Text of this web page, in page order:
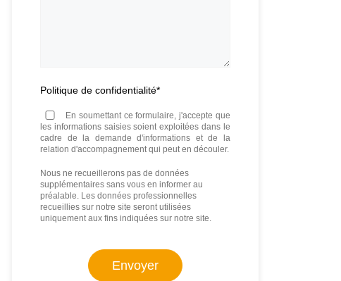
Politique de confidentialité*
En soumettant ce formulaire, j'accepte que
les informations saisies soient exploitées dans le
cadre de la demande d'informations et de la
relation d'accompagnement qui peut en découler.
Nous ne recueillerons pas de données
supplémentaires sans vous en informer au
préalable. Les données professionnelles
recueillies sur notre site seront utilisées
uniquement aux fins indiquées sur notre site.